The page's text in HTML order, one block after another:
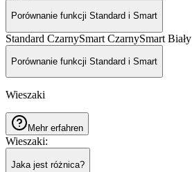
Porównanie funkcji Standard i Smart
Standard CzarnySmart CzarnySmart Biały
Porównanie funkcji Standard i Smart
Wieszaki
Mehr erfahren
Wieszaki:
Jaka jest różnica?